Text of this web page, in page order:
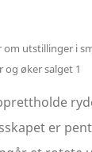
er